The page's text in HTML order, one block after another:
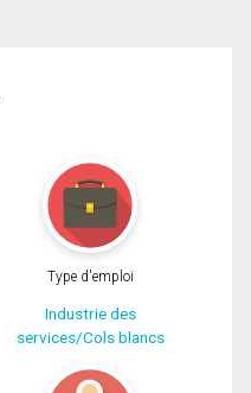
Type d'emploi
Industrie des
services/Cols blancs